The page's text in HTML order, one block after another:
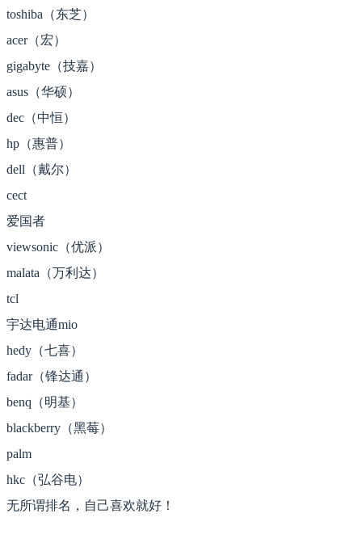
toshiba（东芝）
acer（宏）
gigabyte（技嘉）
asus（华硕）
dec（中恒）
hp（惠普）
dell（戴尔）
cect
爱国者
viewsonic（优派）
malata（万利达）
tcl
宇达电通mio
hedy（七喜）
fadar（锋达通）
benq（明基）
blackberry（黑莓）
palm
hkc（弘谷电）
无所谓排名，自己喜欢就好！